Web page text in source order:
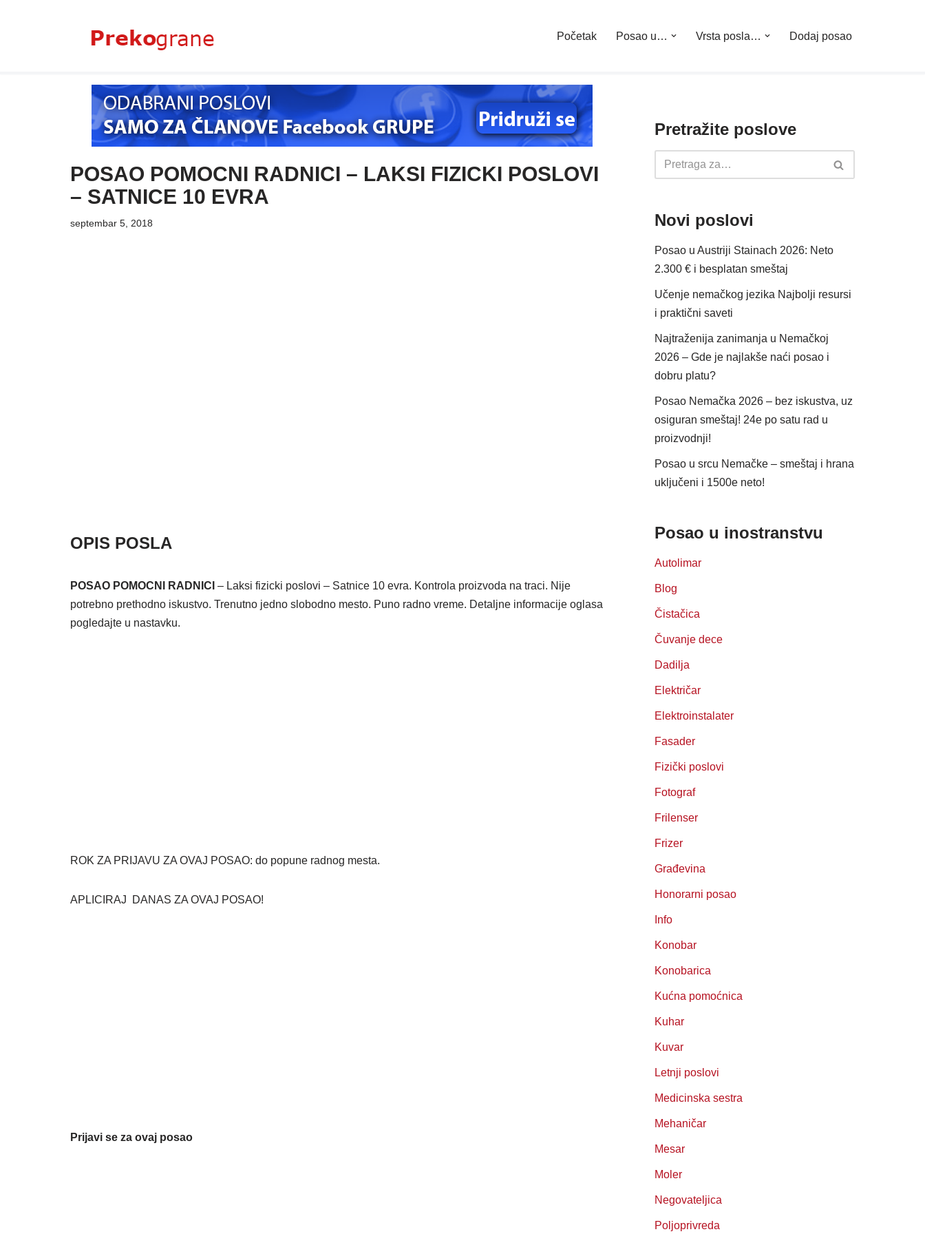
Početak Posao u… Vrsta posla… Dodaj posao
POSAO POMOCNI RADNICI – LAKSI FIZICKI POSLOVI
– SATNICE 10 EVRA
septembar 5, 2018
OPIS POSLA
POSAO POMOCNI RADNICI – Laksi fizicki poslovi – Satnice 10 evra. Kontrola proizvoda na traci. Nije
potrebno prethodno iskustvo. Trenutno jedno slobodno mesto. Puno radno vreme. Detaljne informacije oglasa
pogledajte u nastavku.
ROK ZA PRIJAVU ZA OVAJ POSAO: do popune radnog mesta.
APLICIRAJ DANAS ZA OVAJ POSAO!
Prijavi se za ovaj posao
Pretražite poslove
Novi poslovi
Posao u Austriji Stainach 2026: Neto
2.300 € i besplatan smeštaj
Učenje nemačkog jezika Najbolji resursi
i praktični saveti
Najtraženija zanimanja u Nemačkoj
2026 – Gde je najlakše naći posao i
dobru platu?
Posao Nemačka 2026 – bez iskustva, uz
osiguran smeštaj! 24e po satu rad u
proizvodnji!
Posao u srcu Nemačke – smeštaj i hrana
uključeni i 1500e neto!
Posao u inostranstvu
Autolimar
Blog
Čistačica
Čuvanje dece
Dadilja
Električar
Elektroinstalater
Fasader
Fizički poslovi
Fotograf
Frilenser
Frizer
Građevina
Honorarni posao
Info
Konobar
Konobarica
Kućna pomoćnica
Kuhar
Kuvar
Letnji poslovi
Medicinska sestra
Mehaničar
Mesar
Moler
Negovateljica
Poljoprivreda